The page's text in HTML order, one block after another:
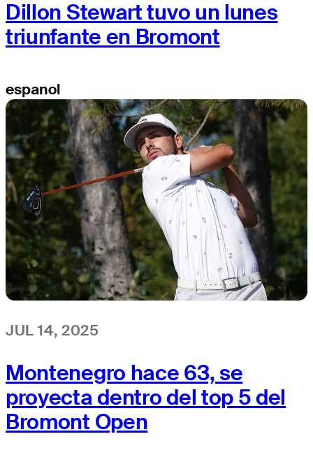
Dillon Stewart tuvo un lunes
triunfante en Bromont
espanol
JUL 14, 2025
Montenegro hace 63, se
proyecta dentro del top 5 del
Bromont Open